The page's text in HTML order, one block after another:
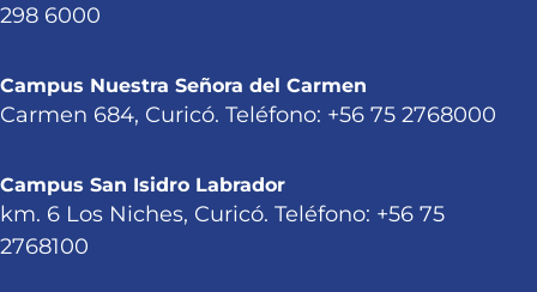
298 6000
Campus Nuestra Señora del Carmen
Carmen 684, Curicó. Teléfono: +56 75 2768000
Campus San Isidro Labrador
km. 6 Los Niches, Curicó. Teléfono: +56 75
2768100